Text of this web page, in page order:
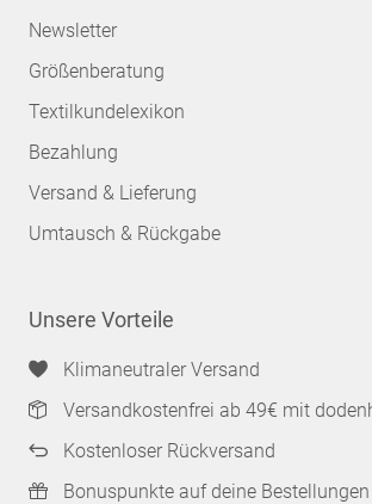
Newsletter
Größenberatung
Textilkundelexikon
Bezahlung
Versand & Lieferung
Umtausch & Rückgabe
Unsere Vorteile
Klimaneutraler Versand
Versandkostenfrei ab 49€ mit
Kostenloser Rückversand
Bonuspunkte auf deine Bestellungen